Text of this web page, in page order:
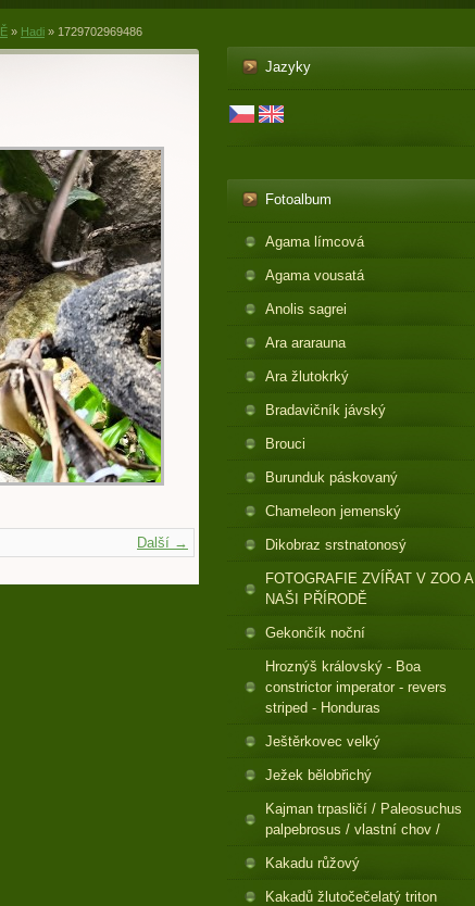
» Hadi » 1729702969486
Další →
Jazyky
Fotoalbum
Agama límcová
Agama vousatá
Anolis sagrei
Ara ararauna
Ara žlutokrký
Bradavičník jávský
Brouci
Burunduk páskovaný
Chameleon jemenský
Dikobraz srstnatonosý
FOTOGRAFIE ZVÍŘAT V ZOO A
NAŠI PŘÍRODĚ
Gekončík noční
Hroznýš královský - Boa
constrictor imperator - revers
striped - Honduras
Ještěrkovec velký
Ježek bělobřichý
Kajman trpasličí / Paleosuchus
palpebrosus / vlastní chov /
Kakadu růžový
Kakadů žlutočečelatý triton